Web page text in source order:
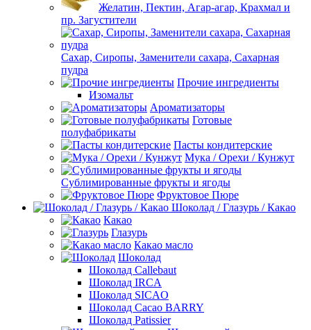
Желатин, Пектин, Агар-агар, Крахмал и
пр. Загустители
Сахар, Сиропы, Заменители сахара, Сахарная
пудра
Прочие ингредиенты
Изомальт
Ароматизаторы
Готовые
полуфабрикаты
Пасты кондитерские
Мука / Орехи / Кунжут
Сублимированные фрукты и ягоды
Фруктовое Пюре
Шоколад / Глазурь / Какао
Какао
Глазурь
Какао масло
Шоколад
Шоколад Callebaut
Шоколад IRCA
Шоколад SICAO
Шоколад Cacao BARRY
Шоколад Patissier